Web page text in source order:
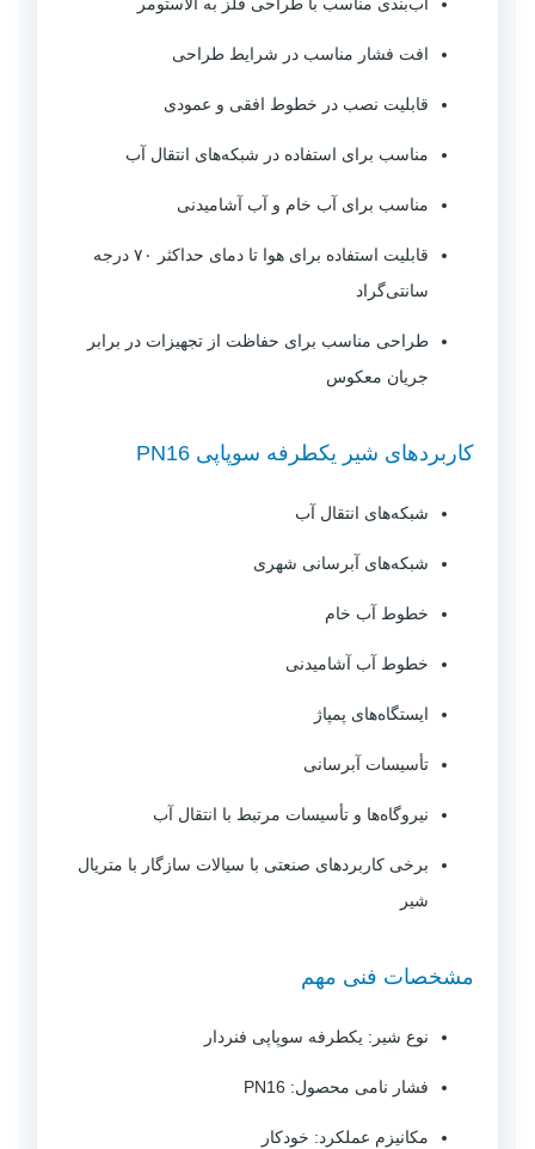
افت فشار مناسب در شرایط طراحی
قابلیت نصب در خطوط افقی و عمودی
مناسب برای استفاده در شبکه‌های انتقال آب
مناسب برای آب خام و آب آشامیدنی
قابلیت استفاده برای هوا تا دمای حداکثر ۷۰ درجه
سانتی‌گراد
طراحی مناسب برای حفاظت از تجهیزات در برابر
جریان معکوس
کاربردهای شیر یکطرفه سوپاپی PN16
شبکه‌های انتقال آب
شبکه‌های آبرسانی شهری
خطوط آب خام
خطوط آب آشامیدنی
ایستگاه‌های پمپاژ
تأسیسات آبرسانی
نیروگاه‌ها و تأسیسات مرتبط با انتقال آب
برخی کاربردهای صنعتی با سیالات سازگار با متریال
شیر
مشخصات فنی مهم
نوع شیر: یکطرفه سوپاپی فنردار
فشار نامی محصول: PN16
مکانیزم عملکرد: خودکار